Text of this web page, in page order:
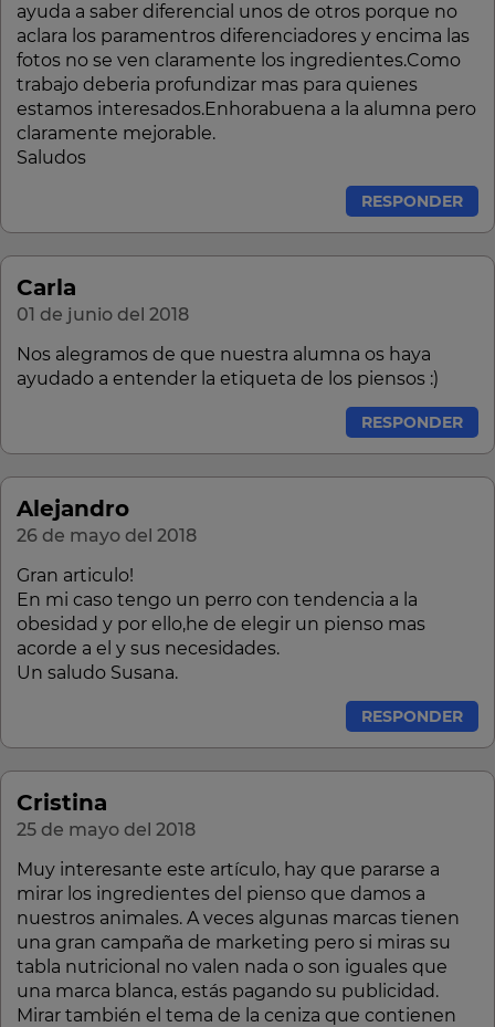
ayuda a saber diferencial unos de otros porque no
aclara los paramentros diferenciadores y encima las
fotos no se ven claramente los ingredientes.Como
trabajo deberia profundizar mas para quienes
estamos interesados.Enhorabuena a la alumna pero
claramente mejorable.
Saludos
RESPONDER
Carla
01 de junio del 2018
Nos alegramos de que nuestra alumna os haya
ayudado a entender la etiqueta de los piensos :)
RESPONDER
Alejandro
26 de mayo del 2018
Gran articulo!
En mi caso tengo un perro con tendencia a la
obesidad y por ello,he de elegir un pienso mas
acorde a el y sus necesidades.
Un saludo Susana.
RESPONDER
Cristina
25 de mayo del 2018
Muy interesante este artículo, hay que pararse a
mirar los ingredientes del pienso que damos a
nuestros animales. A veces algunas marcas tienen
una gran campaña de marketing pero si miras su
tabla nutricional no valen nada o son iguales que
una marca blanca, estás pagando su publicidad.
Mirar también el tema de la ceniza que contienen